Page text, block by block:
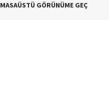
MASAÜSTÜ GÖRÜNÜME GEÇ